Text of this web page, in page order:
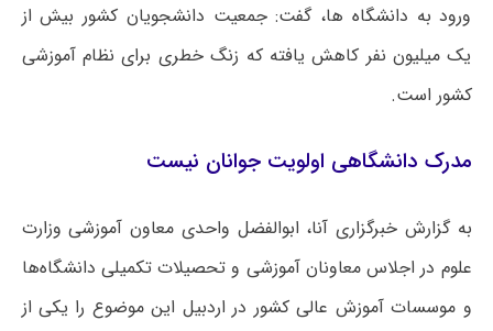
ورود به دانشگاه ها، گفت: جمعیت دانشجویان کشور بیش از
یک میلیون نفر کاهش یافته که زنگ خطری برای نظام آموزشی
کشور است.
مدرک‌ دانشگاهی اولویت جوانان نیست
به گزارش خبرگزاری آنا، ابوالفضل واحدی معاون آموزشی وزارت
علوم در اجلاس معاونان آموزشی و تحصیلات تکمیلی دانشگاه‌ها
و موسسات آموزش عالی کشور در اردبیل این موضوع را یکی از